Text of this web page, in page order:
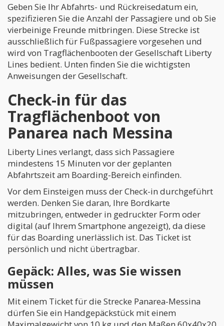
Geben Sie Ihr Abfahrts- und Rückreisedatum ein,
spezifizieren Sie die Anzahl der Passagiere und ob Sie
vierbeinige Freunde mitbringen. Diese Strecke ist
ausschließlich für Fußpassagiere vorgesehen und
wird von Tragflächenbooten der Gesellschaft Liberty
Lines bedient. Unten finden Sie die wichtigsten
Anweisungen der Gesellschaft.
Check-in für das
Tragflächenboot von
Panarea nach Messina
Liberty Lines verlangt, dass sich Passagiere
mindestens 15 Minuten vor der geplanten
Abfahrtszeit am Boarding-Bereich einfinden.
Vor dem Einsteigen muss der Check-in durchgeführt
werden. Denken Sie daran, Ihre Bordkarte
mitzubringen, entweder in gedruckter Form oder
digital (auf Ihrem Smartphone angezeigt), da diese
für das Boarding unerlässlich ist. Das Ticket ist
persönlich und nicht übertragbar.
Gepäck: Alles, was Sie wissen
müssen
Mit einem Ticket für die Strecke Panarea-Messina
dürfen Sie ein Handgepäckstück mit einem